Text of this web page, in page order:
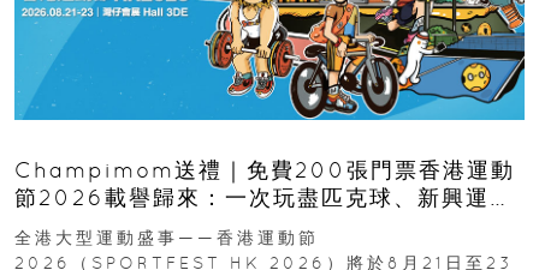
Champimom送禮｜免費200張門票香港運動
節2026載譽歸來：一次玩盡匹克球、新興運
動、街舞比賽＋逾百運動品牌展覽
全港大型運動盛事——香港運動節
2026（SPORTFEST HK 2026）將於8月21日至23